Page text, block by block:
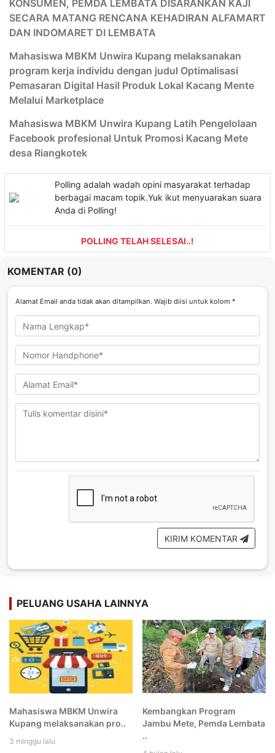
KONSUMEN, PEMDA LEMBATA DISARANKAN KAJI
SECARA MATANG RENCANA KEHADIRAN ALFAMART
DAN INDOMARET DI LEMBATA
Mahasiswa MBKM Unwira Kupang melaksanakan
program kerja individu dengan judul Optimalisasi
Pemasaran Digital Hasil Produk Lokal Kacang Mente
Melalui Marketplace
Mahasiswa MBKM Unwira Kupang Latih Pengelolaan
Facebook profesional Untuk Promosi Kacang Mete
desa Riangkotek
Polling adalah wadah opini masyarakat terhadap
berbagai macam topik.Yuk ikut menyuarakan suara
Anda di Polling!
POLLING TELAH SELESAI..!
KOMENTAR (0)
Alamat Email anda tidak akan ditampilkan. Wajib diisi untuk kolom *
KIRIM KOMENTAR
PELUANG USAHA LAINNYA
Mahasiswa MBKM Unwira
Kupang melaksanakan pro..
3 minggu lalu
Kembangkan Program
Jambu Mete, Pemda Lembata
..